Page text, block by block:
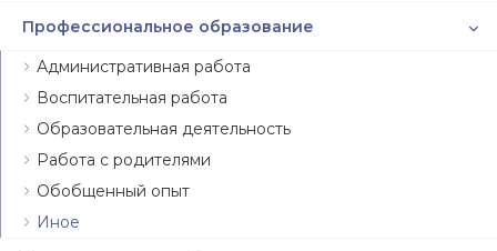
Профессиональное образование
Административная работа
Воспитательная работа
Образовательная деятельность
Работа с родителями
Обобщенный опыт
Иное